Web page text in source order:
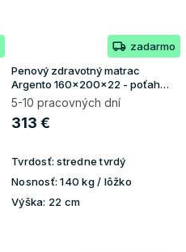
zadarmo
Penový zdravotný matrac
Argento 160x200x22 - poťah
Silver
5-10 pracovných dní
313 €
Tvrdosť: stredne tvrdý
Nosnosť: 140 kg / lôžko
Výška: 22 cm